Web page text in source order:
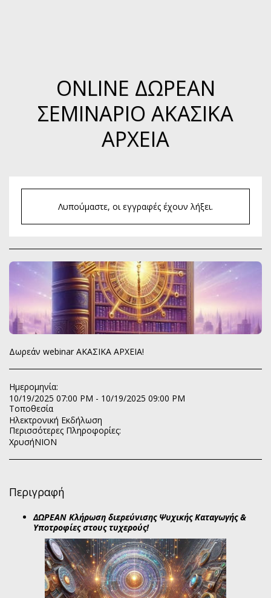
ONLINE ΔΩΡΕΆΝ
ΣΕΜΙΝΆΡΙΟ ΑΚΑΣΙΚΑ
ΑΡΧΕΙΑ
Λυπούμαστε, οι εγγραφές έχουν λήξει.
Δωρεάν webinar ΑΚΑΣΙΚΑ ΑΡΧΕΙΑ!
Ημερομηνία:
10/19/2025 07:00 PM - 10/19/2025 09:00 PM
Τοποθεσία
Ηλεκτρονική Εκδήλωση
Περισσότερες Πληροφορίες:
ΧρυσήΝΙΟΝ
Περιγραφή
ΔΩΡΕΑΝ Κλήρωση διερεύνισης Ψυχικής Καταγωγής &
Υποτροφίες στους τυχερούς!